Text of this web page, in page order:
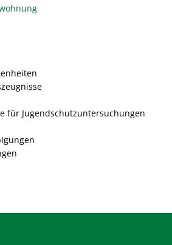
für Jugendschutzuntersuchungen